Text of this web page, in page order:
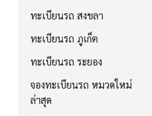
ทะเบียนรถ สงขลา
ทะเบียนรถ ภูเก็ต
ทะเบียนรถ ระยอง
จองทะเบียนรถ หมวดใหม่
ล่าสุด